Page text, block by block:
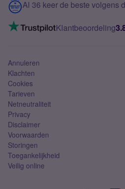
Mobiel internet
Mobiel abonnement
Contact
VoLTE 4G bellen
Al 36 keer de beste volgens
Klantbeoordeling
Annuleren
Klachten
Cookies
Tarieven
Netneutraliteit
Privacy
Disclaimer
Voorwaarden
Storingen
Toegankelijkheid
Veilig online